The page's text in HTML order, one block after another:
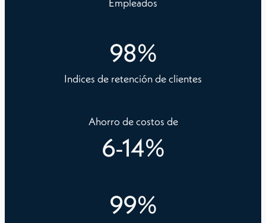
98%
Indices de retención de clientes
Ahorro de costos de
6-14%
99%